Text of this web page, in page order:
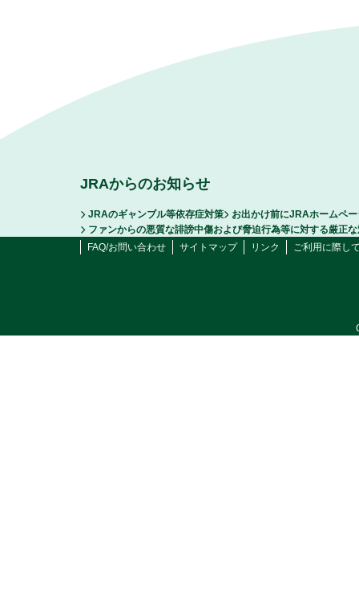
JRAからのお知らせ
JRAのギャンブル等依存症対策
お出かけ前にJRAホームペ
ファンからの悪質な誹謗中傷および脅迫行為等に対する厳正
FAQ/お問い合わせ
サイトマップ リンク ご利用に際し